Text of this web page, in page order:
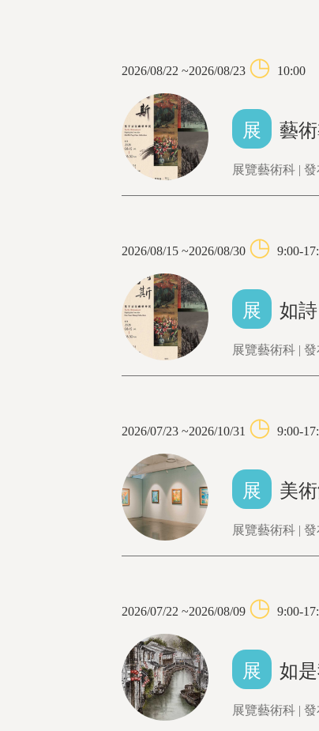
2026/08/22 ~2026/08/23 ◷ 10:00
展 藝
展覽藝術科 |
2026/08/15 ~2026/08/30 ◷9:00-
展 如
展覽藝術科 |
2026/07/23 ~2026/10/31 ◷9:00-
展 美
展覽藝術科 |
2026/07/22 ~2026/08/09 ◷9:00-
展 如
展覽藝術科 |